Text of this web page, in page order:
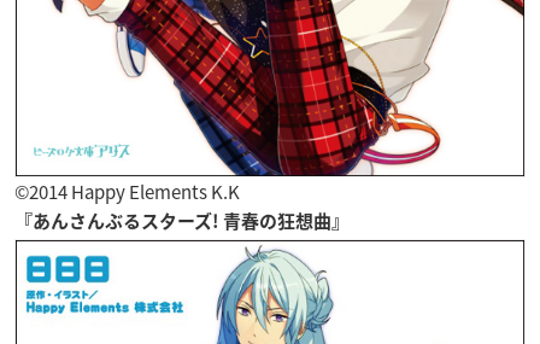
©2014 Happy Elements K.K
『あんさんぶるスターズ! 青春の狂想曲』